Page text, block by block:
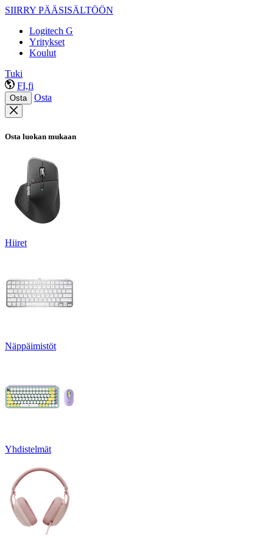
SIIRRY PÄÄSISÄLTÖÖN
Logitech G
Yritykset
Koulut
Tuki
FI,fi
Osta Osta
Osta luokan mukaan
Hiiret
Näppäimistöt
Yhdistelmät